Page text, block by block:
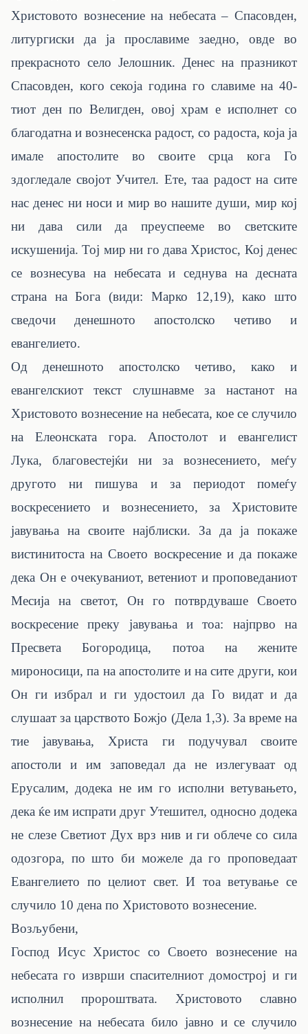
Христовото вознесение на небесата – Спасовден,
литургиски да ја прославиме заедно, овде во
прекрасното село Јелошник. Денес на празникот
Спасовден, кого секоја година го славиме на 40-
тиот ден по Велигден, овој храм е исполнет со
благодатна и вознесенска радост, со радоста, која ја
имале апостолите во своите срца кога Го
здогледале својот Учител. Ете, таа радост на сите
нас денес ни носи и мир во нашите души, мир кој
ни дава сили да преуспееме во светските
искушенија. Тој мир ни го дава Христос, Кој денес
се вознесува на небесата и седнува на десната
страна на Бога (види: Марко 12,19), како што
сведочи денешното апостолско четиво и
евангелието.
Од денешното апостолско четиво, како и
евангелскиот текст слушнавме за настанот на
Христовото вознесение на небесата, кое се случило
на Елеонската гора. Апостолоти евангелист
Лука, благовестејќи ни за вознесението, меѓу
другото ни пишува и за периодот помеѓу
воскресението и вознесението, за Христовите
јавувања на своите најблиски. За да ја покаже
вистинитоста на Своето воскресение и да покаже
дека Он е очекуваниот, ветениот и проповеданиот
Месија на светот, Он го потврдуваше Своето
воскресение преку јавувања и тоа: најпрво на
Пресвета Богородица, потоа на жените
мироносици, па на апостолите и на сите други, кои
Он ги избрал и ги удостоил да Го видат и да
слушаат за царството Божјо (Дела 1,3). За време на
тие јавувања, Христа ги подучувал своите
апостоли и им заповедал да не излегуваат од
Ерусалим, додека не им го исполни ветувањето,
дека ќе им испрати друг Утешител, односно додека
не слезе Светиот Дух врз нив и ги облече со сила
одозгора, по што би можеле да го проповедаат
Евангелието по целиот свет. И тоа ветување се
случило 10 дена по Христовото вознесение.
Возљубени,
Господ Исус Христос со Своето вознесение на
небесата го изврши спасителниот домострој и ги
исполнил пророштвата. Христовото славно
вознесение на небесата било јавно и се случило